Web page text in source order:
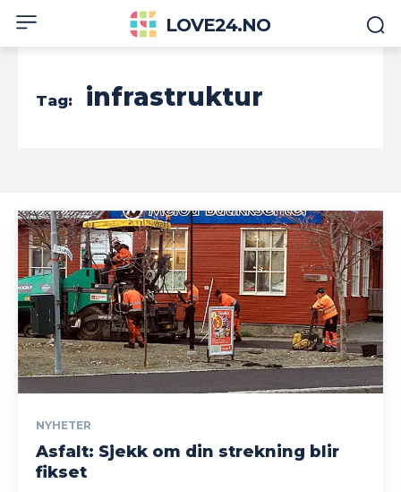
LOVE24.NO
Tag: infrastruktur
NYHETER
Asfalt: Sjekk om din strekning blir
fikset